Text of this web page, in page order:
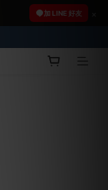
加 LINE 好友
全靠這組😎　 ( 查
全靠這組😎　 ( 查